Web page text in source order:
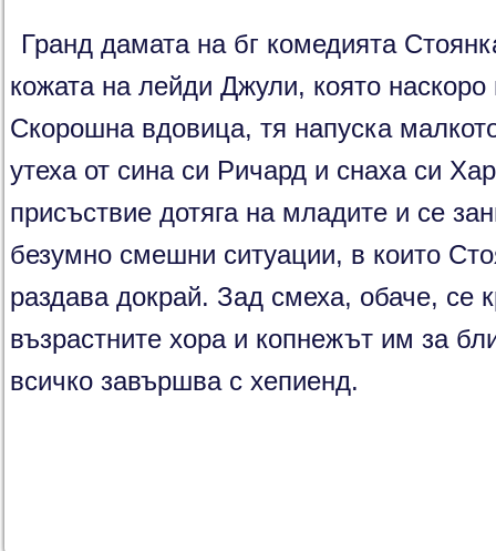
Гранд дамата на бг комедията
кожата на лейди Джули, която наскоро
Скорошна вдовица, тя напуска
утеха от сина си Ричард и снаха си
присъствие дотяга на младите и се
безумно смешни ситуации, в които
раздава докрай. Зад смеха, обаче, се
възрастните хора и копнежът им за
всичко завършва с хепиенд.